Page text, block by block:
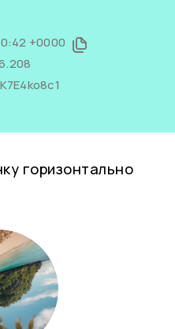
+0000
горизонтально